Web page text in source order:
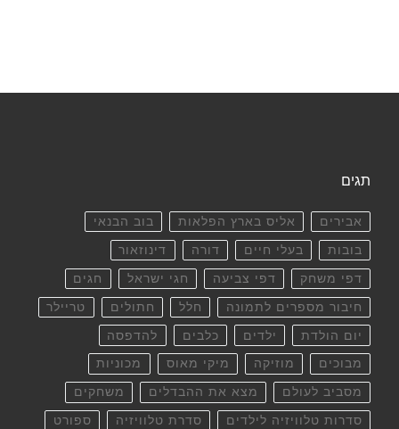
תגים
אבירים אליס בארץ הפלאות בוב הבנאי
בובות בעלי חיים דורה דינוזאור
דפי משחק דפי צביעה חגי ישראל חגים
חיבור מספרים לתמונה חלל חתולים טריילר
יום הולדת ילדים כלבים להדפסה
מבוכים מוזיקה מיקי מאוס מכוניות
מסביב לעולם מצא את ההבדלים משחקים
סדרות טלוויזיה לילדים סדרת טלוויזיה ספורט